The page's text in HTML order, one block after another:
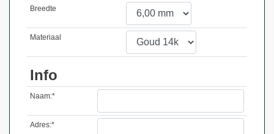
Breedte
Materiaal
Info
Naam:*
Adres:*